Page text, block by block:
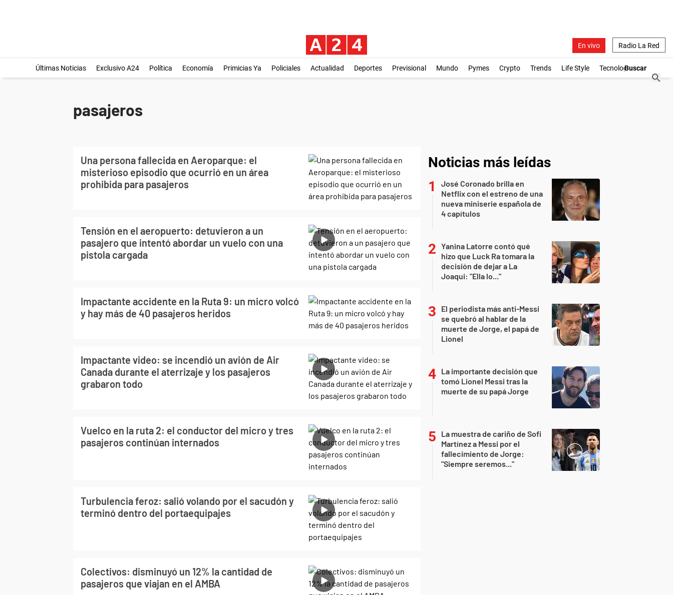
En vivo Radio La Red
Últimas Noticias Exclusivo A24 Política Economía Primicias Ya Policiales Actualidad Deportes Previsional Mundo Pymes Crypto Trends Life Style Tecnología
pasajeros
Una persona fallecida en Aeroparque: el
misterioso episodio que ocurrió en un área
prohibida para pasajeros
Tensión en el aeropuerto: detuvieron a un
pasajero que intentó abordar un vuelo con una
pistola cargada
Impactante accidente en la Ruta 9: un micro volcó
y hay más de 40 pasajeros heridos
Impactante video: se incendió un avión de Air
Canada durante el aterrizaje y los pasajeros
grabaron todo
Vuelco en la ruta 2: el conductor del micro y tres
pasajeros continúan internados
Turbulencia feroz: salió volando por el sacudón y
terminó dentro del portaequipajes
Colectivos: disminuyó un 12% la cantidad de
pasajeros que viajan en el AMBA
Noticias más leídas
José Coronado brilla en
Netflix con el estreno de una
nueva miniserie española de
4 capítulos
Yanina Latorre contó qué
hizo que Luck Ra tomara la
decisión de dejar a La
Joaqui: "Ella lo..."
El periodista más anti-Messi
se quebró al hablar de la
muerte de Jorge, el papá de
Lionel
La importante decisión que
tomó Lionel Messi tras la
muerte de su papá Jorge
La muestra de cariño de Sofi
Martínez a Messi por el
fallecimiento de Jorge:
"Siempre seremos..."